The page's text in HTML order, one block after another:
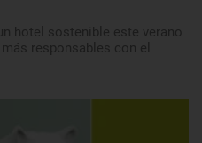
hotel sostenible este verano
responsables con el